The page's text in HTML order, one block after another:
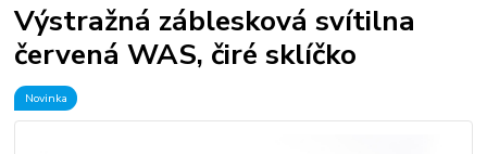
Výstražná záblesková svítilna
červená WAS, čiré sklíčko
Novinka